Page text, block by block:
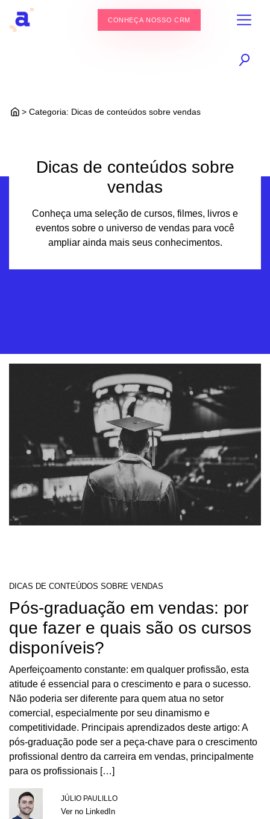
CONHEÇA NOSSO CRM
> Categoria: Dicas de conteúdos sobre vendas
Dicas de conteúdos sobre
vendas
Conheça uma seleção de cursos, filmes, livros e
eventos sobre o universo de vendas para você
ampliar ainda mais seus conhecimentos.
DICAS DE CONTEÚDOS SOBRE VENDAS
Pós-graduação em vendas: por
que fazer e quais são os cursos
disponíveis?
Aperfeiçoamento constante: em qualquer profissão, esta
atitude é essencial para o crescimento e para o sucesso.
Não poderia ser diferente para quem atua no setor
comercial, especialmente por seu dinamismo e
competitividade. Principais aprendizados deste artigo: A
pós-graduação pode ser a peça-chave para o crescimento
profissional dentro da carreira em vendas, principalmente
para os profissionais […]
JÚLIO PAULILLO
Ver no LinkedIn